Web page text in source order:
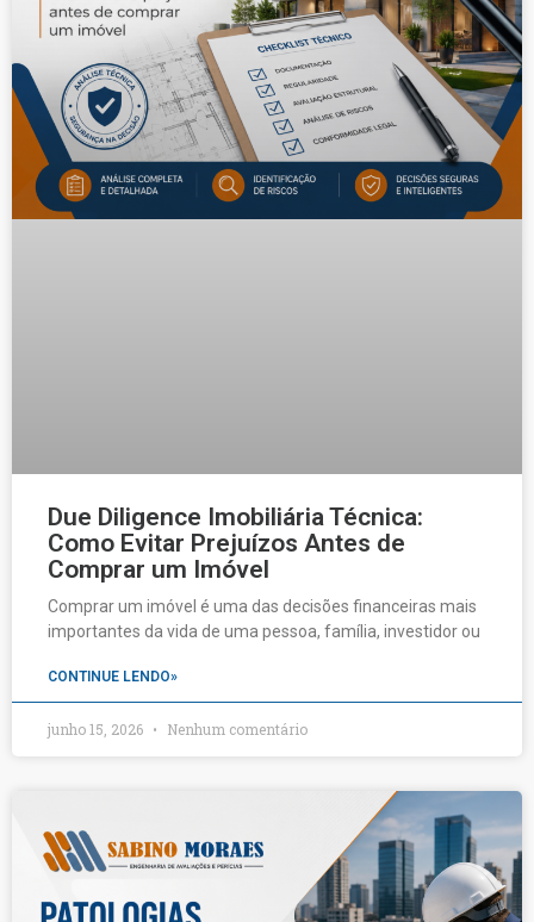
Due Diligence Imobiliária Técnica:
Como Evitar Prejuízos Antes de
Comprar um Imóvel
Comprar um imóvel é uma das decisões financeiras mais
importantes da vida de uma pessoa, família, investidor ou
CONTINUE LENDO»
junho 15, 2026 Nenhum comentário